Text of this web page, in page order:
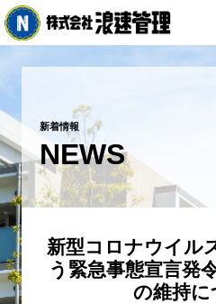
新着情報
NEWS
新型コロナウイル
う緊急事態宣言発
の維持に